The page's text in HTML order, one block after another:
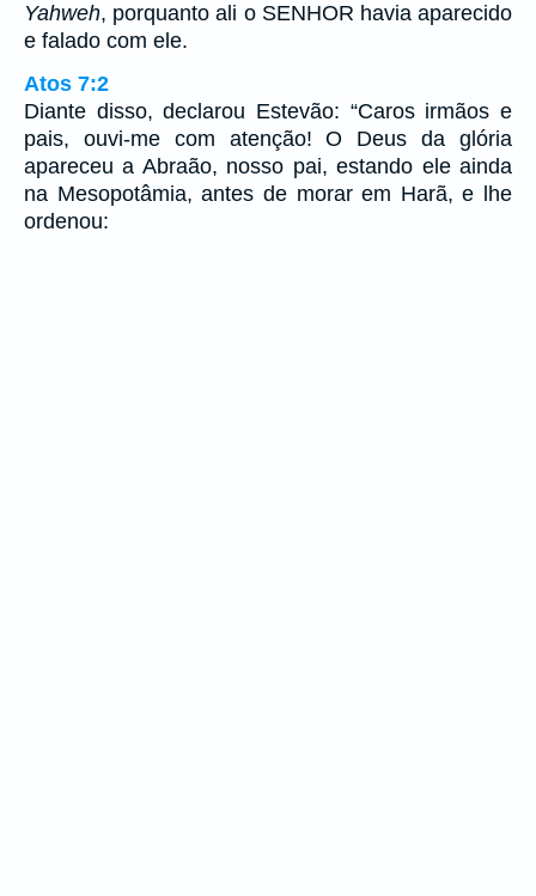
Yahweh, porquanto ali o SENHOR havia aparecido
e falado com ele.
Atos 7:2
Diante disso, declarou Estevão: “Caros irmãos e
pais, ouvi-me com atenção! O Deus da glória
apareceu a Abraão, nosso pai, estando ele ainda
na Mesopotâmia, antes de morar em Harã, e lhe
ordenou: